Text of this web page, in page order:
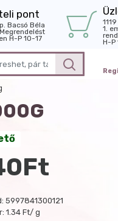
pont
Bacsó Béla
H-P 10-17
1.
H-P
5997841300121
1.34 Ft/ g